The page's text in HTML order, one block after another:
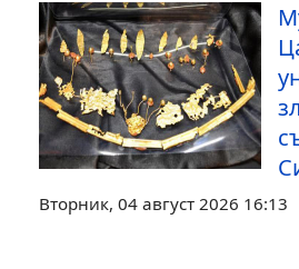
Вторник, 04 август 2026 16:13